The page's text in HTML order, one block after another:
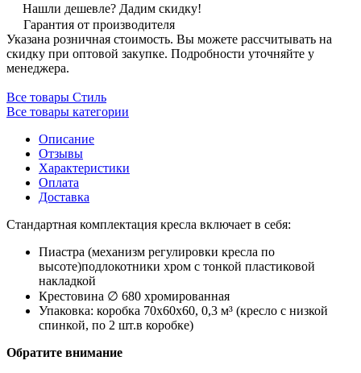
Нашли дешевле? Дадим скидку!
Гарантия от производителя
Указана розничная стоимость. Вы можете рассчитывать на
скидку при оптовой закупке. Подробности уточняйте у
менеджера.
Все товары Стиль
Все товары категории
Описание
Отзывы
Характеристики
Оплата
Доставка
Стандартная комплектация кресла включает в себя:
Пиастра (механизм регулировки кресла по
высоте)подлокотники хром с тонкой пластиковой
накладкой
Крестовина ∅ 680 хромированная
Упаковка: коробка 70х60х60, 0,3 м³ (кресло с низкой
спинкой, по 2 шт.в коробке)
Обратите внимание